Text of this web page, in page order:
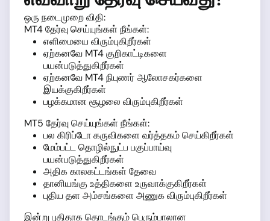
ஒரு நடைமுறை விதி:
MT4 தேர்வு செய்யுங்கள் நீங்கள்:
எளிமையை விரும்புகிறீர்கள்
ஏற்கனவே MT4 குறிகாட்டிகளை
பயன்படுத்துகிறீர்கள்
ஏற்கனவே MT4 நிபுணர் ஆலோசகர்களை
இயக்குகிறீர்கள்
பழக்கமான சூழலை விரும்புகிறீர்கள்
MT5 தேர்வு செய்யுங்கள் நீங்கள்:
பல கிரிப்டோ கருவிகளை வர்த்தகம் செய்கிறீர்கள்
மேம்பட்ட தொழில்நுட்ப பகுப்பாய்வு
பயன்படுத்துகிறீர்கள்
அதிக காலகட்டங்கள் தேவை
தானியங்கு உத்திகளை உருவாக்குகிறீர்கள்
புதிய தள அம்சங்களை அணுக விரும்புகிறீர்கள்
இன்று புதிதாக தொடங்கும் பெரும்பாலான